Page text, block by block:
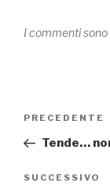
I commenti sono
Navigazione
Articolo
precedente:
PRECEDENTE
Tende…
Articolo
SUCCESSIVO